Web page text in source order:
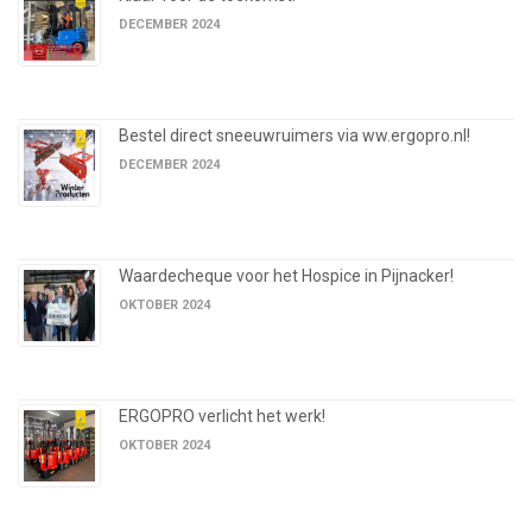
DECEMBER 2024
Bestel direct sneeuwruimers via ww.ergopro.nl!
DECEMBER 2024
Waardecheque voor het Hospice in Pijnacker!
OKTOBER 2024
ERGOPRO verlicht het werk!
OKTOBER 2024